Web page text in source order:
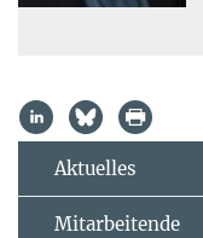
Aktuelles
Mitarbeitende